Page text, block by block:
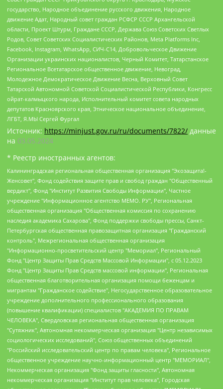
государство, Народное объединение русского движения, Народное
движение Адат, Народный совет граждан РСФСР СССР Архангельской
области, Проект Штурм, Граждане СССР, Держава Союз Советских Светлых
Родов, Совет Советских Социалистических Районов, Meta Platforms Inc,
Facebook, Instagram, WhatsApp, СИЧ-С14, Добровольческое Движение
Организации украинских националистов, Черный Комитет, Татарстанское
Региональное Всетатарское общественное движение, Невоград,
Молодежное Демократическое Движение Весна, Верховный Совет
Татарской Автономной Советской Социалистической Республики, Конгресс
ойрат-калмыцкого народа, Исполнительный комитет совета народных
депутатов Красноярского края, Этническое национальное объединение,
ЛГБТ, Я.МЫ Сергей Фургал
Источник: https://minjust.gov.ru/ru/documents/7822/ данные
на 03.05.2024
* Реестр иностранных агентов:
Калининградская региональная общественная организация "Экозащита!-Женсовет", Фонд содействия защите прав и свобод граждан "Общественный вердикт", Фонд "Институт Развития Свободы Информации", Частное учреждение "Информационное агентство МЕМО. РУ", Региональная общественная организация "Общественная комиссия по сохранению наследия академика Сахарова", Фонд поддержки свободы прессы, Санкт-Петербургская общественная правозащитная организация "Гражданский контроль", Межрегиональная общественная организация "Информационно-просветительский центр "Мемориал", Региональный Фонд "Центр Защиты Прав Средств Массовой Информации", с 05.12.2023 Фонд "Центр Защиты Прав Средств массовой информации", Региональная общественная благотворительная организация помощи беженцам и мигрантам "Гражданское содействие", Негосударственное образовательное учреждение дополнительного профессионального образования (повышение квалификации) специалистов "АКАДЕМИЯ ПО ПРАВАМ ЧЕЛОВЕКА", Свердловская региональная общественная организация "Сутяжник", Автономная некоммерческая организация "Центр независимых социологических исследований", Союз общественных объединений "Российский исследовательский центр по правам человека", Региональное общественное учреждение научно-информационный центр "МЕМОРИАЛ", Некоммерческая организация "Фонд защиты гласности", Автономная некоммерческая организация "Институт прав человека", Городская общественная организация "Екатеринбургское общество "МЕМОРИАЛ", Городская общественная организация "Рязанское историко-просветительское и правозащитное общество "Мемориал" (Рязанский Мемориал), Челябинский региональный орган общественной самодеятельности – женское общественное объединение "Женщины Евразии", Челябинский региональный орган общественной самодеятельности "Уральская правозащитная группа", Фонд содействия защите здоровья и социальной справедливости имени Андрея Рылькова, Автономная Некоммерческая Организация "Аналитический Центр Юрия Левады", Автономная некоммерческая организация социальной поддержки населения "Проект Апрель", Региональная общественная организация помощи женщинам и детям, находящимся в кризисной ситуации "Информационно-методический центр "Анна", Фонд содействия развитию массовых коммуникаций и правовому просвещению "Так-так-Так", Фонд содействия устойчивому развитию "Серебряная тайга", Свердловский региональный общественный фонд социальных проектов "Новое время", "Idel.Реалии", Кавказ.Реалии, Крым.Реалии, Телеканал Настоящее Время, Татаро-башкирская служба Радио Свобода (Azatliq Radiosi), Радио Свободная Европа/Радио Свобода (PCE/PC), "Сибирь.Реалии", "Фактограф", Благотворительный фонд помощи осужденным и их семьям, Автономная некоммерческая организация "Институт глобализации и социальных движений", Фонд "В защиту прав заключенных", Частное учреждение "Центр поддержки и содействия развитию средств массовой информации", Пензенский региональный общественный благотворительный фонд "Гражданский союз", "Север.Реалии", Некоммерческая организация Фонд "Правовая инициатива", Общество с ограниченной ответственностью "Радио Свободная Европа/Радио Свобода", Чешское информационное агентство "MEDIUM-ORIENT", Красноярская региональная общественная организация "Мы против СПИДа", Камалягин Денис Николаевич, Маркелов Сергей Евгеньевич, Пономарев Лев Александрович, Савицкая Людмила Алексеевна, Автономная некоммерческая организация "Центр по работе с проблемой насилия "НАСИЛИЮ.НЕТ", Межрегиональный профессиональный союз работников здравоохранения "Альянс врачей", Юридическое лицо, зарегистрированное в Латвийской Республике, SIA "Medusa Project" (регистрационный номер 40103797863, дата регистрации 10.06.2014), Некоммерческая организация "Фонд по борьбе с коррупцией", Автономная некоммерческая организация "Институт права и публичной политики", Баданин Роман Сергеевич, Гликин Максим Александрович, Железнова Мария Михайловна, Лукьянова Юлия Сергеевна, Маетная Елизавета Витальевна, Маняхин Петр Борисович, Чуракова Ольга Владимировна, Ярош Юлия Петровна, Юридическое лицо "The Insider SIA", зарегистрированное в Риге, Латвийская Республика (дата регистрации 26.06.2015), являющееся администратором доменного имени интернет-издания "The Insider SIA", https://theins.ru, Постернак Алексей Евгеньевич, Рубин Михаил Аркадьевич, Анин Роман Александрович, Юридическое лицо Istories fonds, зарегистрированное в Латвийской Республике (регистрационный номер 50008295751, дата регистрации 24.02.2020), Великовский Дмитрий Александрович, Долинина Ирина Николаевна, Мароховская Алеся Алексеевна, Шлейнов Роман Юрьевич, Шмагун Олеся Валентиновна, Общество с ограниченной ответственностью "Альтаир 2021", Общество с ограниченной ответственностью "Вега 2021", Общество с ограниченной ответственностью "Главный редактор 2021", Общество с ограниченной ответственностью "Ромашки монолит", Важенков Артем Валерьевич, Ивановская областная общественная организация "Центр гендерных исследований", Гурман Юрий Альбертович, Медиапроект "ОВД-Инфо", Егоров Владимир Владимирович, Жилинский Владимир Александрович, Общество с ограниченной ответственностью "ЗП", Иванова София Юрьевна, Карезина Инна Павловна, Кильтау Екатерина Викторовна, Петров Алексей Викторович, Пискунов Сергей Евгеньевич, Смирнов Сергей Сергеевич, Тихонов Михаил Сергеевич, Общество с ограниченной ответственностью "ЖУРНАЛИСТ-ИНОСТРАННЫЙ АГЕНТ", Арапова Галина Юрьевна, Вольтская Татьяна Анатольевна, Американская компания "Mason G.E.S. Anonymous Foundation" (США), являющаяся владельцем интернет-издания https://mnews.world/, Компания "Stichting Bellingcat", зарегистрированная в Нидерландах (дата регистрации 11.07.2018), Захаров Андрей Вячеславович, Клепиковская Екатерина Дмитриевна, Общество с ограниченной ответственностью "МЕМО", Перл Роман Александрович, Симонов Евгений Алексеевич, Соловьева Елена Анатольевна, Сотников Даниил Владимирович, Сурначева Елизавета Дмитриевна, Автономная некоммерческая организация по защите прав человека и информированию населения "Якутия – Наше Мнение", Общество с ограниченной ответственностью "Москоу диджитал медиа", с 26.01.2023 Общество с ограниченной ответственностью "Чайка Белые сады", Ветошкина Валерия Валерьевна, Заговора Максим Александрович, Межрегиональное общественное движение "Российская ЛГБТ - сеть", Оленичев Максим Владимирович, Павлов Иван Юрьевич, Скворцова Елена Сергеевна, Общество с ограниченной ответственностью "Как бы инагент", Кочетков Игорь Викторович, Общество с ограниченной ответственностью "Честные выборы", Еланчик Олег Александрович, Общество с ограниченной ответственностью "Нобелевский призыв", Гималова Регина Эмилевна, Григорьев Андрей Валерьевич, Григорьева Алина Александровна, Ассоциация по содействию защите прав призывников, альтернативнослужащих и военнослужащих "Правозащитная группа "Гражданин.Армия.Право", Хисамова Регина Фаритовна, Автономная некоммерческая организация по реализации социально-правовых программ "Лилит", Дальневосточное общественное движение "Маяк", Санкт-Петербургская ЛГБТ-инициативная группа "Выход", Инициативная группа ЛГБТ+ "Реверс", Алексеев Андрей Викторович, Бекбулатова Таисия Львовна, Беляев Иван Михайлович, Владыкина Елена Сергеевна, Гельман Марат Александрович, Никульшина Вероника Юрьевна, Толоконникова Надежда Андреевна, Шендерович Виктор Анатольевич, Общество с ограниченной ответственностью "Данное сообщение", Общество с ограниченной ответственностью Издательский дом "Новая глава", Айнбиндер Александра Александровна, Московский комьюнити-центр для ЛГБТ+инициатив, Благотворительный фонд развития филантропии, Deutsche Welle (Германия, Kurt-Schumacher-Strasse 3, 53113 Bonn), Борзунова Мария Михайловна, Воробьев Виктор Викторович, Голубева Анна Львовна, Константинова Алла Михайловна, Малкова Ирина Владимировна, Мурадов Мурад Абдулгалимович, Осетинская Елизавета Николаевна, Понасенков Евгений Николаевич, Ганапольский Матвей Юрьевич, Киселев Евгений Алексеевич, Борухович Ирина Григорьевна, Дремин Иван Тимофеевич, Дубровский Дмитрий Викторович, Красноярская региональная общественная организация поддержки и развития альтернативных образовательных технологий и межкультурных коммуникаций "ИНТЕРРА", Маяковская Екатерина Алексеевна, Фейгин Марк Захарович, Филимонов Андрей Викторович, Дзугкоева Регина Николаевна, Доброхотов Роман Александрович, Дудь Юрий Александрович, Елкин Сергей Владимирович, Кругликов Кирилл Игоревич, Сабунаева Мария Леонидовна, Семенов Алексей Владимирович, Шаинян Карен Багратович, Шульман Екатерина Михайловна, Асафьев Артур Валерьевич, Вахштайн Виктор Семенович, Венедиктов Алексей Алексеевич, Лушникова Екатерина Евгеньевна, Волков Леонид Михайлович, Невзоров Александр Глебович, Пархоменко Сергей Борисович, Сироткин Ярослав Николаевич, Кара-Мурза Владимир Владимирович, Баранова Наталья Владимировна, Гозман Леонид Яковлевич, Кагарлицкий Борис Юльевич, Климарев Михаил Валерьевич, Милов Владимир Станиславович, Автономная некоммерческая организация Краснодарский центр современного искусства "Типография", Моргенштерн Алишер Тагирович, Соболь Любовь Эдуардовна, Общество с ограниченной ответственностью "ЛИЗА НОРМ", Каспаров Гарри Кимович, Ходорковский Михаил Борисович, Общество с ограниченной ответственностью "Апрельские тезисы", Данилович Ирина Брониславовна, Кашин Олег Владимирович, Петров Николай Владимирович, Пивоваров Алексей Владимирович, Соколов Михаил Владимирович, Цветкова Юлия Владимировна, Чичваркин Евгений Александрович, Комитет против пыток/Команда против пыток, Общество с ограниченной ответственностью "Первый научный", Общество с ограниченной ответственностью "Вертолет и ко", Белоцерковская Вероника Борисовна, Кац Максим Евгеньевич, Лазарева Татьяна Юрьевна, Шаведдинов Руслан Табризович, Яшин Илья Валерьевич, Общество с ограниченной ответственностью "Иноагент ААВ", Алешковский Дмитрий Петрович, Альбац Евгения Марковна, Быков Дмитрий Львович, Галямина Юлия Евгеньевна, Лойко Сергей Леонидович, Мартынов Кирилл Константинович, Медведев Сергей Александрович, Крашенинников Федор Геннадиевич, Гордеева Катерина Вл